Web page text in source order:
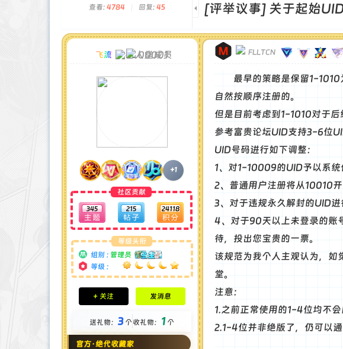
查看: 4784 回复: 45 [评举议事] 关于起始
飞流 00001
+1
社区贡献
345 215 24118
等级头衔
组别 : 管理员
等级 :
积分成就
钻石 : 185 颗
金币 : 4 枚
在线时间 : 1951 小时
注册时间 : 2024-11-22
+ 关注 发消息
送礼物： 3个收礼物： 1 个
官方·绝代收藏家
FLLTCN
最早的策略是保留1-
自然按顺序注册的。
但是目前考虑到1-1010对于后
参考富贵论坛UID支持3-6位
UID号码进行如下调整：
1、对1-10009的UID予以系统
2、普通用户注册将从10010开
3、对于违规永久解封的UID进
4、对于90天以上未登录的账
待，投出您宝贵的一票。
该规范为我个人主观认为，如
堂。
注意：
1.之前正常使用的1-4位均不会
2.1-4位并非绝版了，仍可以